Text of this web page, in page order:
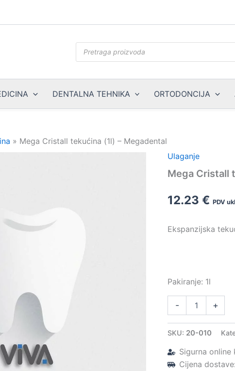
search
DENTALNA TEHNIKA ORTODONCIJA
» Mega Cristall tekućina (1l) – Megadental
Ulaganje
Mega Cristall
12.23€ PDV
Ekspanzijska
Pakiranje: 1l
-
(1l)
Megadental
količina
+
SKU: 20-010
Sigurna online
Cijena